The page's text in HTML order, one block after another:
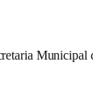
Municipal